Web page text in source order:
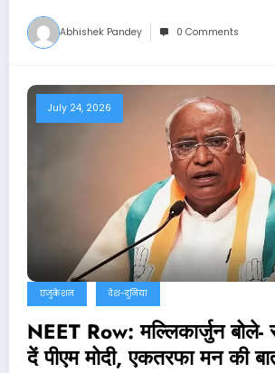
Abhishek Pandey 0 Comments
July 24, 2026
एजुकेशन देश-दुनिया
NEET Row: मल्लिकार्जुन
दें पीएम मोदी, एकतरफा मन की